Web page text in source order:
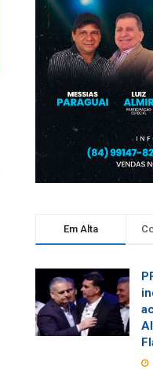
Em Alta